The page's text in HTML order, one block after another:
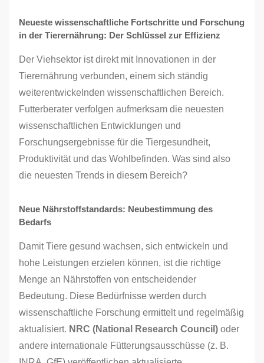
Neueste wissenschaftliche Fortschritte und Forschung
in der Tierernährung: Der Schlüssel zur Effizienz
Der Viehsektor ist direkt mit Innovationen in der
Tierernährung verbunden, einem sich ständig
weiterentwickelnden wissenschaftlichen Bereich.
Futterberater verfolgen aufmerksam die neuesten
wissenschaftlichen Entwicklungen und
Forschungsergebnisse für die Tiergesundheit,
Produktivität und das Wohlbefinden. Was sind also
die neuesten Trends in diesem Bereich?
Neue Nährstoffstandards: Neubestimmung des
Bedarfs
Damit Tiere gesund wachsen, sich entwickeln und
hohe Leistungen erzielen können, ist die richtige
Menge an Nährstoffen von entscheidender
Bedeutung. Diese Bedürfnisse werden durch
wissenschaftliche Forschung ermittelt und regelmäßig
aktualisiert. NRC (National Research Council) oder
andere internationale Fütterungsausschüsse (z. B.